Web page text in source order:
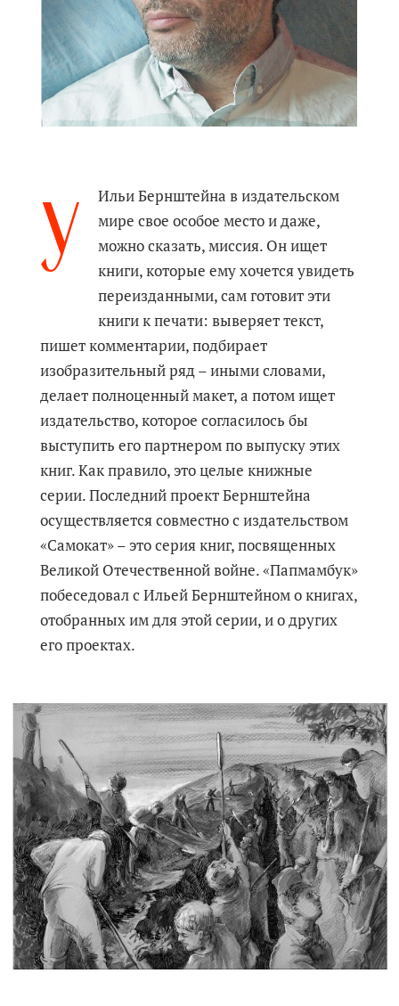
У
Ильи Бернштейна в издательском
мире свое особое место и даже,
можно сказать, миссия. Он ищет
книги, которые ему хочется увидеть
переизданными, сам готовит эти
книги к печати: выверяет текст,
пишет комментарии, подбирает
изобразительный ряд – иными словами,
делает полноценный макет, а потом ищет
издательство, которое согласилось бы
выступить его партнером по выпуску этих
книг. Как правило, это целые книжные
серии. Последний проект Бернштейна
осуществляется совместно с издательством
«Самокат» – это серия книг, посвященных
Великой Отечественной войне. «Папмамбук»
побеседовал с Ильей Бернштейном о книгах,
отобранных им для этой серии, и о других
его проектах.